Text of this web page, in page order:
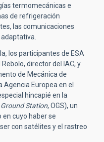
termomecánicas e
de refrigeración
las comunicaciones
los participantes de ESA
director del IAC, y
de Mecánica de
Agencia Europea en el
hincapié en la
Station, OGS), un
cuyo haber se
con satélites y el rastreo